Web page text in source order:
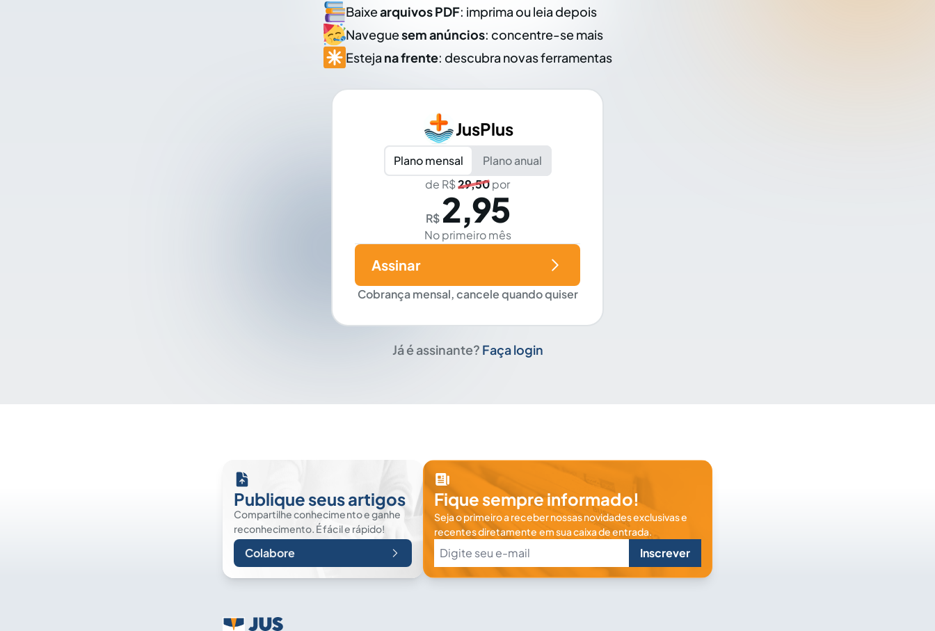
Baixearquivos PDF: imprima ou leia depois
Naveguesem anúncios: concentre-se mais
Esteja na frente: descubra novas ferramentas
JusPlus
Plano mensal
Plano anual
de R$29,50por
R$ 2,95
No primeiro mês
Cobrança mensal, cancele quando quiser
Assinar
Já é assinante? Faça login
Publique seus artigos
Compartilhe conhecimento e ganhe
reconhecimento. É fácil e rápido!
Colabore
Fique sempre informado!
Seja o primeiro a receber nossas novidades exclusivas e
recentes diretamente em sua caixa de entrada.
Inscrever